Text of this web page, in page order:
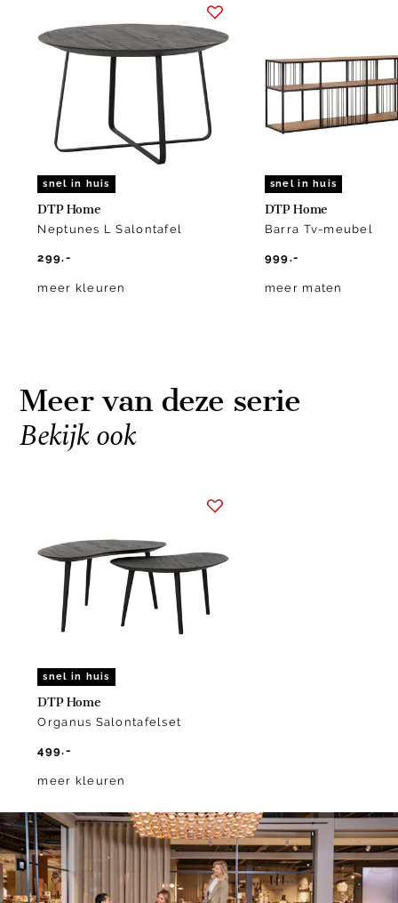
snel in huis
DTP Home
Neptunes L Salontafel
299.-
meer kleuren
snel in huis
DTP Home
Barra Tv-meubel
999.-
meer maten
Meer van deze serie
Bekijk ook
snel in huis
DTP Home
Organus Salontafelset
499.-
meer kleuren